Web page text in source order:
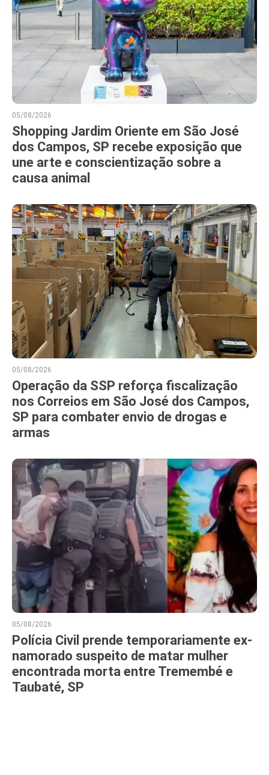
05/08/2026
Shopping Jardim Oriente em São José
dos Campos, SP recebe exposição que
une arte e conscientização sobre a
causa animal
05/08/2026
Operação da SSP reforça fiscalização
nos Correios em São José dos Campos,
SP para combater envio de drogas e
armas
05/08/2026
Polícia Civil prende temporariamente ex-
namorado suspeito de matar mulher
encontrada morta entre Tremembé e
Taubaté, SP